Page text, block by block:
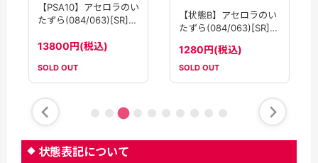
【PSA10】アセロラのい
たずら(084/063)[SR]
13800円(税込)
SOLD OUT
【状態B】アセロラのい
たずら(084/063)[SR]
1280円(税込)
SOLD OUT
状態表記について